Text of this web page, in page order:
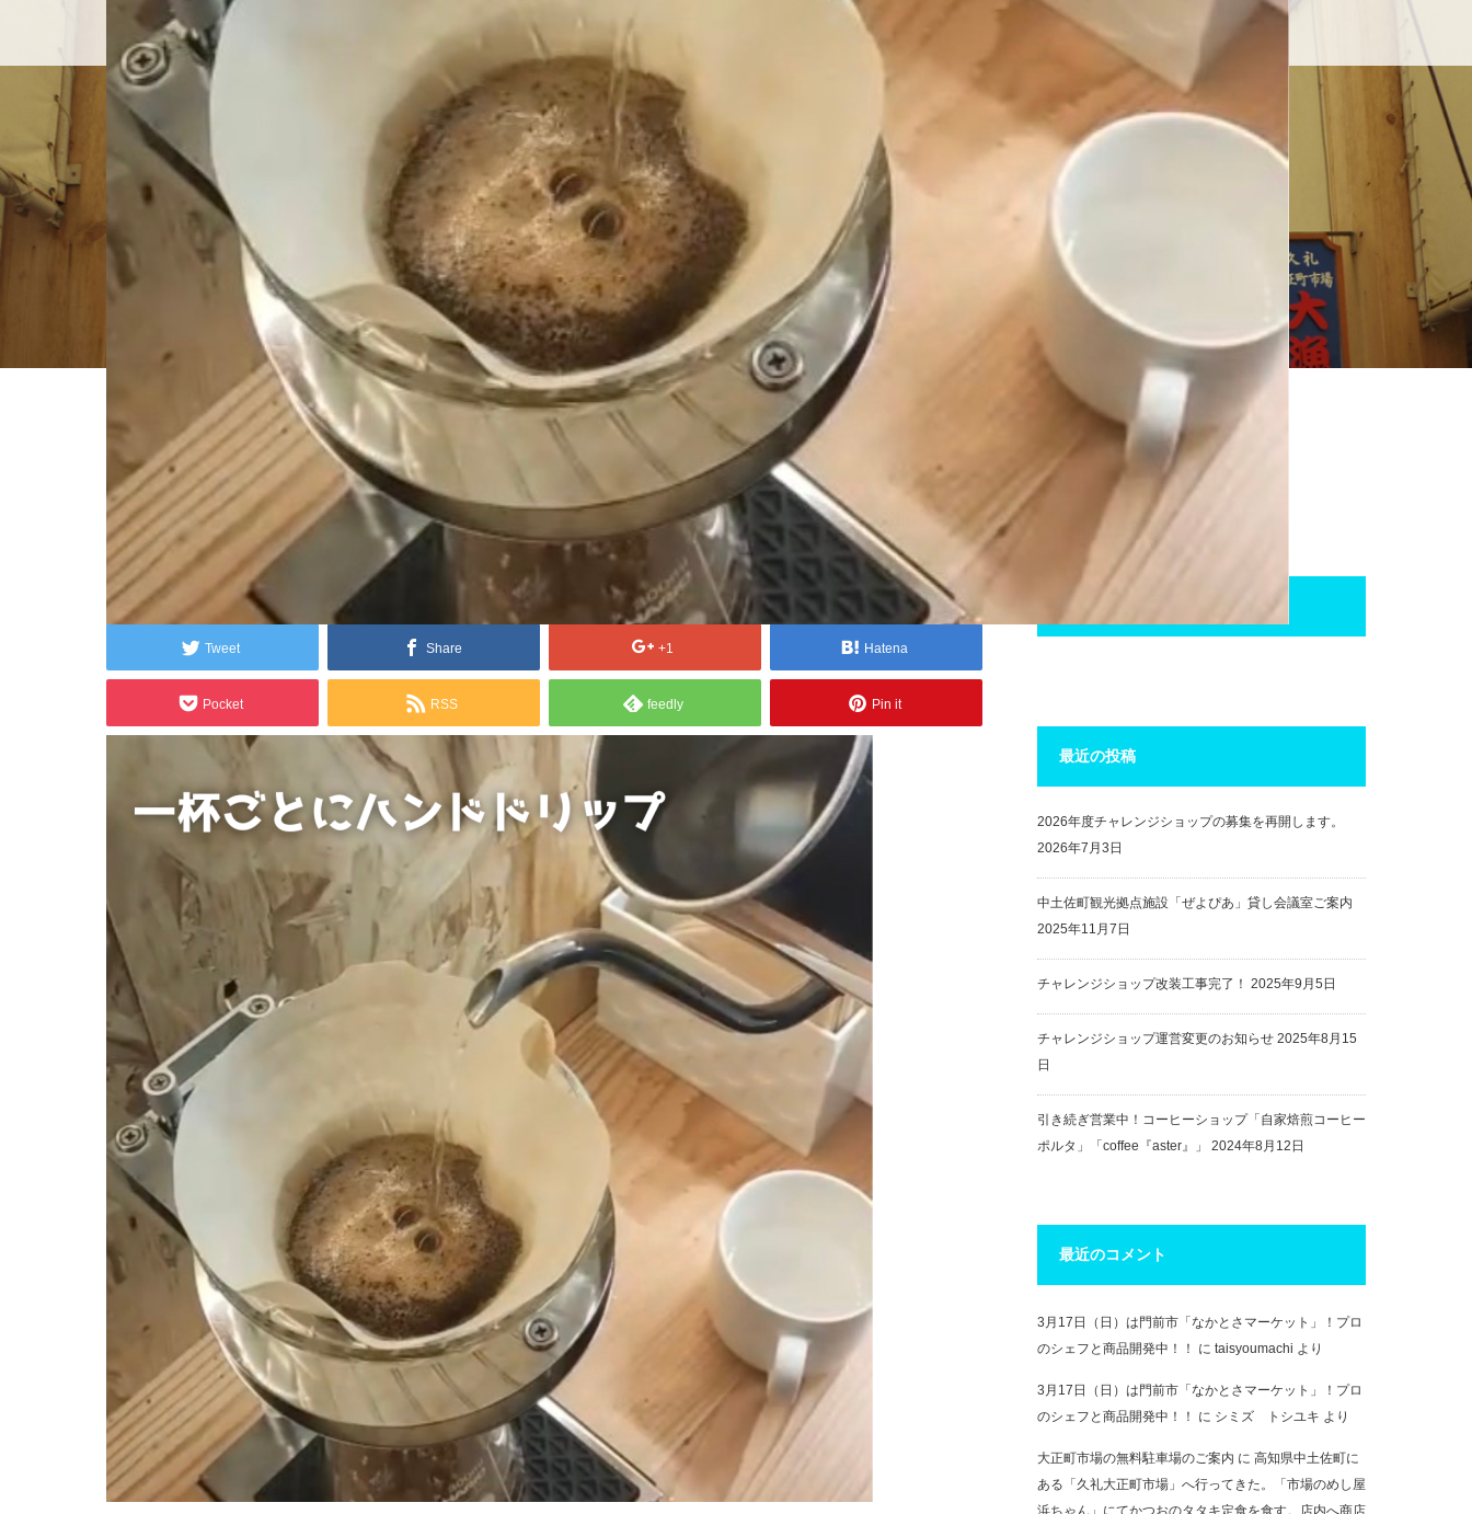
アクセス・駐車場 久礼大正町市場とは
BLOG
ブログ一覧
2023.02.28
5
Tweet Share +1 Hatena
Pocket RSS feedly Pin it
最近の投稿
2026年度チャレンジショップの募集を再開します。
2026年7月3日
中土佐町観光拠点施設「ぜよぴあ」貸し会議室ご案内
2025年11月7日
チャレンジショップ改装工事完了！ 2025年9月5日
チャレンジショップ運営変更のお知らせ 2025年8月15
日
引き続ぎ営業中！コーヒーショップ「自家焙煎コーヒー
ポルタ」「coffee『aster』」
2024年8月12日
最近のコメント
3月17日（日）は門前市「なかとさマーケット」！プロ
のシェフと商品開発中！！
に taisyoumachi より
3月17日（日）は門前市「なかとさマーケット」！プロ
のシェフと商品開発中！！
に シミズ トシユキ より
大正町市場の無料駐車場のご案内 に 高知県中土佐町に
ある「久礼大正町市場」へ行ってきた。「市場のめし屋
浜ちゃん」にてかつおのタタキ定食を食す。店内へ商店